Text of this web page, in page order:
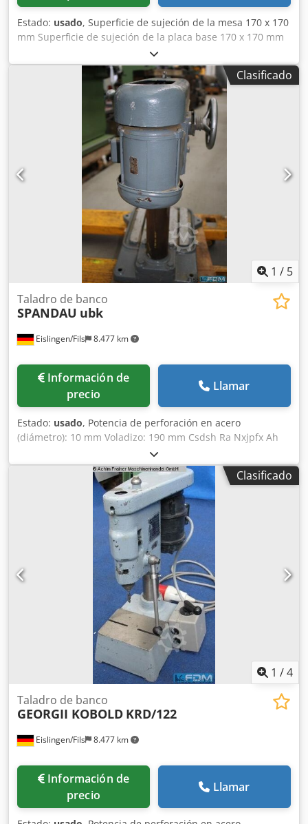
Estado: usado, Superficie de sujeción de la mesa 170 x 170
mm Superficie de sujeción de la placa base 170 x 170 mm
Profundidad de garganta 185 mm Codpfovh Nbbsx Ah Terf
Carrera de la caña 65 mm Velocidades del husillo 500 / 896
/ 1473 / 2428 rpm Diámetro de la columna 65 mm Potencia
total necesaria 0,37 kW
Clasificado
1 / 5
Eislingen/Fils 8.477 km
Taladro de banco
SPANDAU ubk
Información de
precio
Llamar
Estado: usado, Potencia de perforación en acero
(diámetro): 10 mm Voladizo: 190 mm Csdsh Ra Nxjpfx Ah
Tjrf Carrera de perforación: 65 mm Potencia total
requerida: 0,5 kW Peso aproximado de la máquina: 0,05 t
Espacio requerido: 0,3 x 0,7 x 0,7 m Diámetro de la
columna: 80 mm Placa base mecanizada: Sí Superficie de
la mesa: 300 x 250 mm Ajuste de altura: 0 - 280 mm
Velocidades de rotación: 950 - 2000 rpm Taladradora de
mesa antigua, muy robusta, con ranuras de sujeción en la
base mecanizada, portabrocas y una superficie de sujeción
de (300 x 250 mm). Permite el mecanizado de piezas con
una altura de (1 mm - 260 mm) y una profundidad de
perforación de 65 mm, con un voladizo del husillo de
perforación de 190 mm. El estado es bueno, considerando
Clasificado
1 /4
Eislingen/Fils 8.477 km
Taladro de banco
GEORGII KOBOLD KRD/122
Información de
precio
Llamar